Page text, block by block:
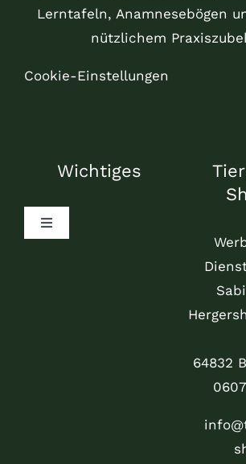
Lerntafeln, Anamnesebögen
nützlichem
Cookie-Einstellungen
Wichtiges
Toggle
64832